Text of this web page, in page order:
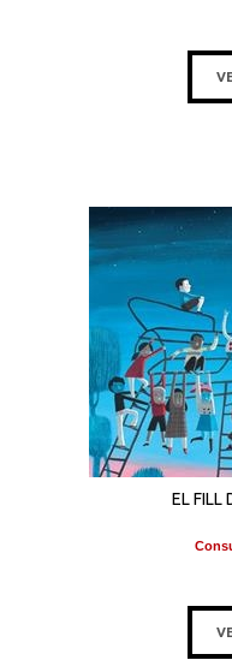
EL FILL